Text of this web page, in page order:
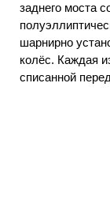
заднего моста
шарнирно
колёс. Каждая
списанной